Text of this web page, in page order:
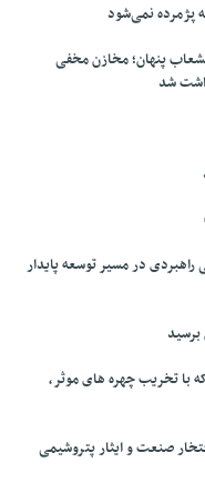
پژمرده نمی‌شود
پنهان؛ مخازن مخفی
شد
در مسیر توسعه پایدار
با تخریب چهره های موثر،
صنعت و ایثار پتروشیمی